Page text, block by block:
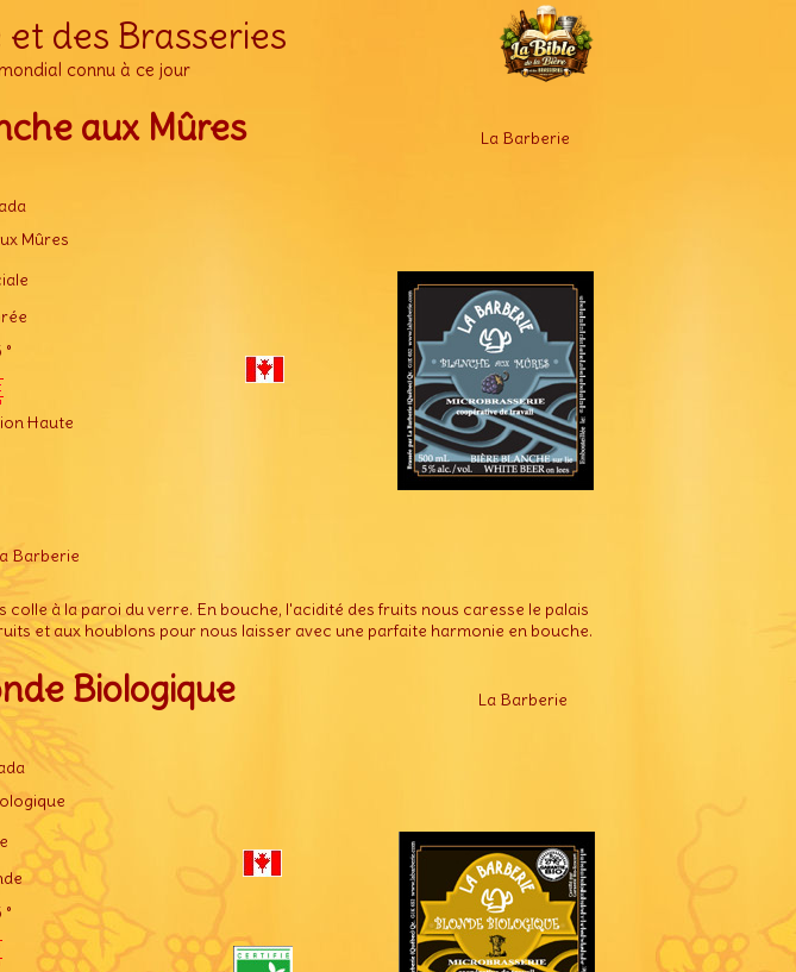
et des Brasseries
connu à ce jour
aux Mûres La Barberie
Mûres
Haute
Barberie
à la paroi du verre. En bouche, l'acidité des fruits nous caresse le palais
et aux houblons pour nous laisser avec une parfaite harmonie en bouche.
Biologique La Barberie